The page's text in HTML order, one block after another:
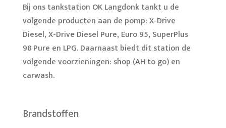
Bij ons tankstation OK Langdonk tankt u de
volgende producten aan de pomp: X-Drive
Diesel, X-Drive Diesel Pure, Euro 95, SuperPlus
98 Pure en LPG. Daarnaast biedt dit station de
volgende voorzieningen: shop (AH to go) en
carwash.
Brandstoffen